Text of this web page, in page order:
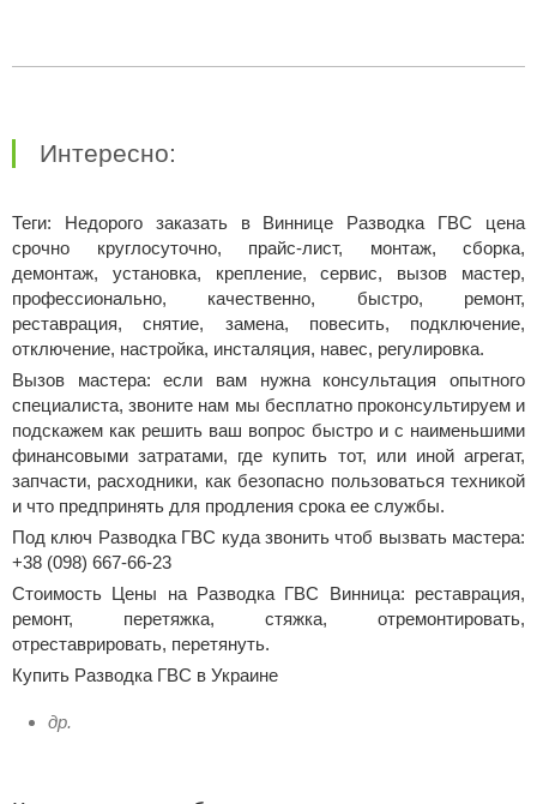
Интересно:
Теги: Недорого заказать в Виннице Разводка ГВС цена
срочно круглосуточно, прайс-лист, монтаж, сборка,
демонтаж, установка, крепление, сервис, вызов мастер,
профессионально, качественно, быстро, ремонт,
реставрация, снятие, замена, повесить, подключение,
отключение, настройка, инсталяция, навес, регулировка.
Вызов мастера: если вам нужна консультация опытного
специалиста, звоните нам мы бесплатно проконсультируем и
подскажем как решить ваш вопрос быстро и с наименьшими
финансовыми затратами, где купить тот, или иной агрегат,
запчасти, расходники, как безопасно пользоваться техникой
и что предпринять для продления срока ее службы.
Под ключ Разводка ГВС куда звонить чтоб вызвать мастера:
+38 (098) 667-66-23
Стоимость Цены на Разводка ГВС Винница: реставрация,
ремонт, перетяжка, стяжка, отремонтировать,
отреставрировать, перетянуть.
Купить Разводка ГВС в Украине
др.